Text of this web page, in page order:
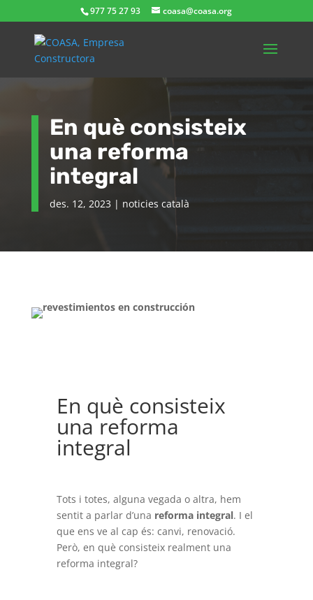
977 75 27 93 coasa@coasa.org
En què consisteix
una reforma
integral
des. 12, 2023 | noticies català
En què consisteix
una reforma
integral
Tots i totes, alguna vegada o altra, hem
sentit a parlar d’una reforma integral. I el
que ens ve al cap és: canvi, renovació.
Però, en què consisteix realment una
reforma integral?